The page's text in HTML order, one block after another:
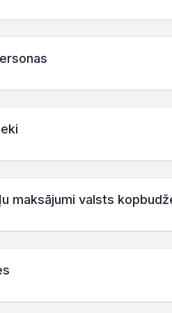
maksājumi valsts